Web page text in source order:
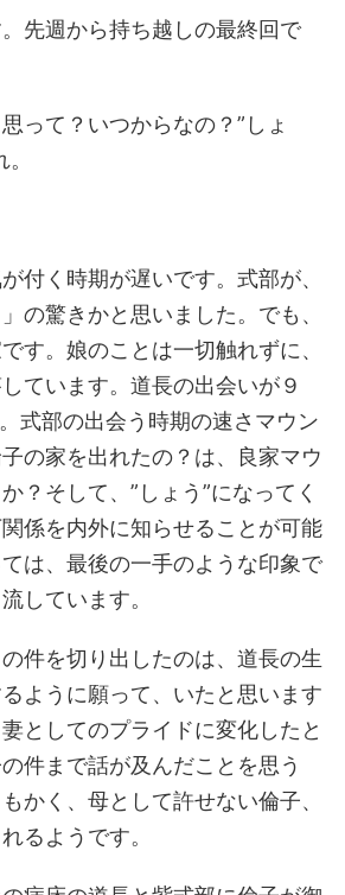
先週から持ち越しの最終回で
って？いつからなの？”しょ
付く時期が遅いです。式部が、
の驚きかと思いました。でも、
す。娘のことは一切触れずに、
ています。道長の出会いが９
式部の出会う時期の速さマウン
の家を出れたの？は、良家マウ
？そして、”しょう”になってく
係を内外に知らせることが可能
は、最後の一手のような印象で
しています。
件を切り出したのは、道長の生
ように願って、いたと思います
としてのプライドに変化したと
件まで話が及んだことを思う
かく、母として許せない倫子、
るようです。